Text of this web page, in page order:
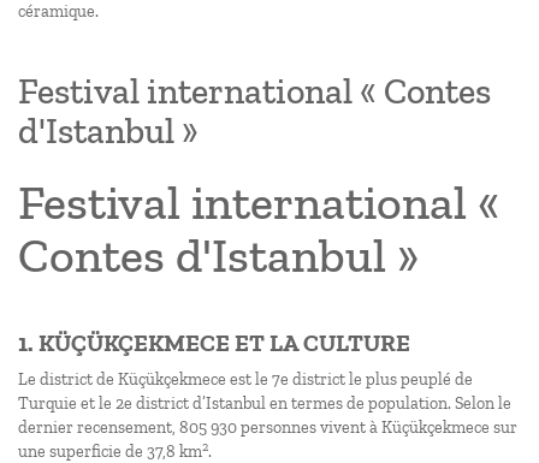
céramique.
Festival international « Contes
d'Istanbul »
Festival international «
Contes d'Istanbul »
1. KÜÇÜKÇEKMECE ET LA CULTURE
Le district de Küçükçekmece est le 7e district le plus peuplé de
Turquie et le 2e district d’Istanbul en termes de population. Selon le
dernier recensement, 805 930 personnes vivent à Küçükçekmece sur
une superficie de 37,8 km2.